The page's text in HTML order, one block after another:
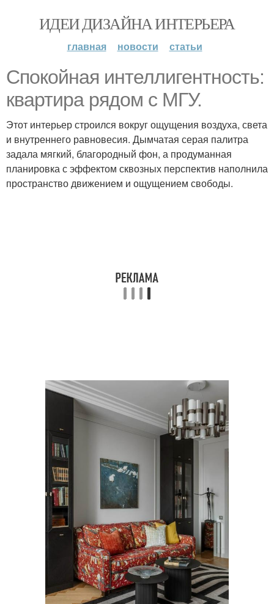
ИДЕИ ДИЗАЙНА ИНТЕРЬЕРА
главная новости статьи
Спокойная интеллигентность:
квартира рядом с МГУ.
Этот интерьер строился вокруг ощущения воздуха, света
и внутреннего равновесия. Дымчатая серая палитра
задала мягкий, благородный фон, а продуманная
планировка с эффектом сквозных перспектив наполнила
пространство движением и ощущением свободы.